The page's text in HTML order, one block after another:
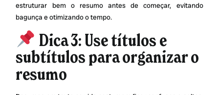
estruturar bem o resumo antes de começar, evitando
bagunça e otimizando o tempo.
Dica 3: Use títulos e
subtítulos para organizar o
resumo